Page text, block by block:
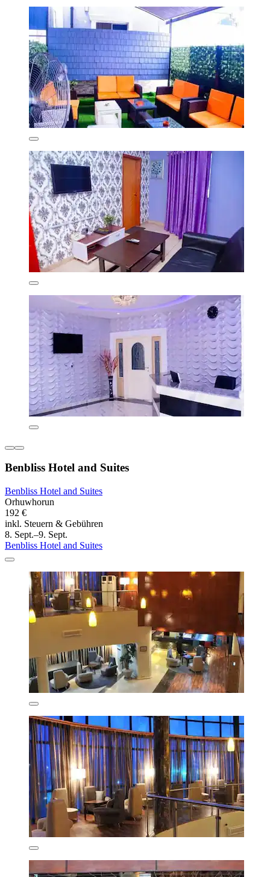
Benbliss Hotel and Suites
Benbliss Hotel and Suites
Orhuwhorun
192 €
inkl. Steuern & Gebühren
8. Sept.–9. Sept.
Benbliss Hotel and Suites